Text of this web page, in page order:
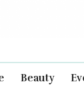
Beauty